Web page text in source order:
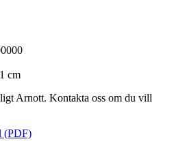
cm
Arnott. Kontakta oss om du vill
(PDF)